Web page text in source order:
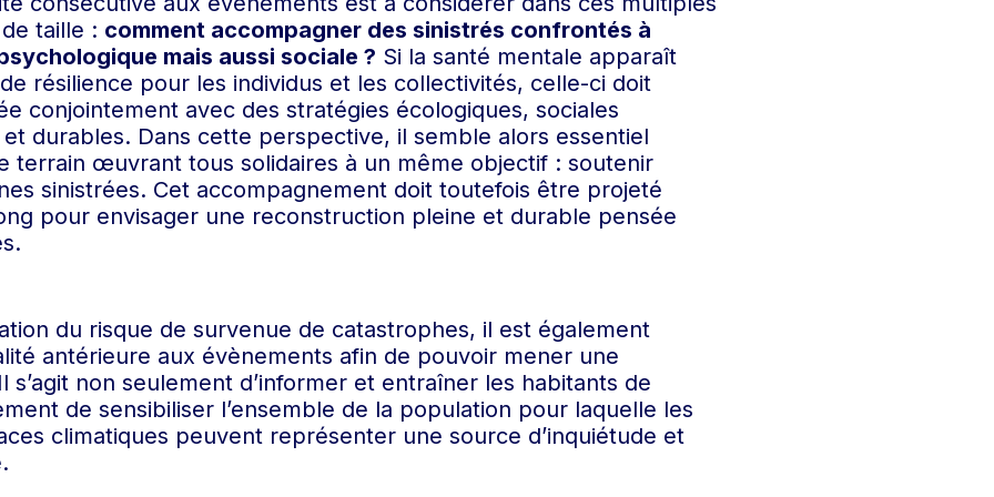
taille : comment accompagner des sinistrés confrontés à
mais aussi sociale ? Si la santé mentale apparaît
résilience pour les individus et les collectivités, celle-ci doit
conjointement avec des stratégies écologiques, sociales
durables. Dans cette perspective, il semble alors essentiel
terrain œuvrant tous solidaires à un même objectif : soutenir
sinistrées. Cet accompagnement doit toutefois être projeté
pour envisager une reconstruction pleine et durable pensée
du risque de survenue de catastrophes, il est également
antérieure aux évènements afin de pouvoir mener une
non seulement d’informer et entraîner les habitants de
de sensibiliser l’ensemble de la population pour laquelle les
climatiques peuvent représenter une source d’inquiétude et